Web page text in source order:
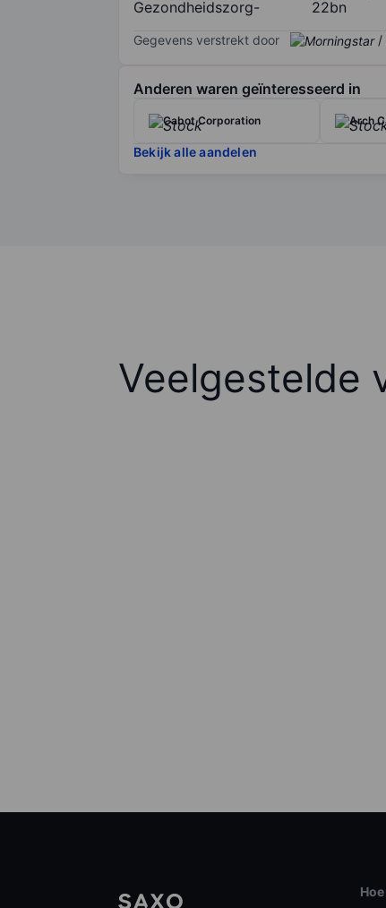
Gezondheidszorg-
22bn
Gegevens verstrekt door /
Anderen waren geïnteresseerd in
Cabot Corporation Arch
Bekijk alle aandelen
Veelgestelde